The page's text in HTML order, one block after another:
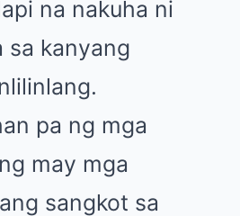
na nakuha ni
sa kanyang
pa ng mga
may mga
sangkot sa